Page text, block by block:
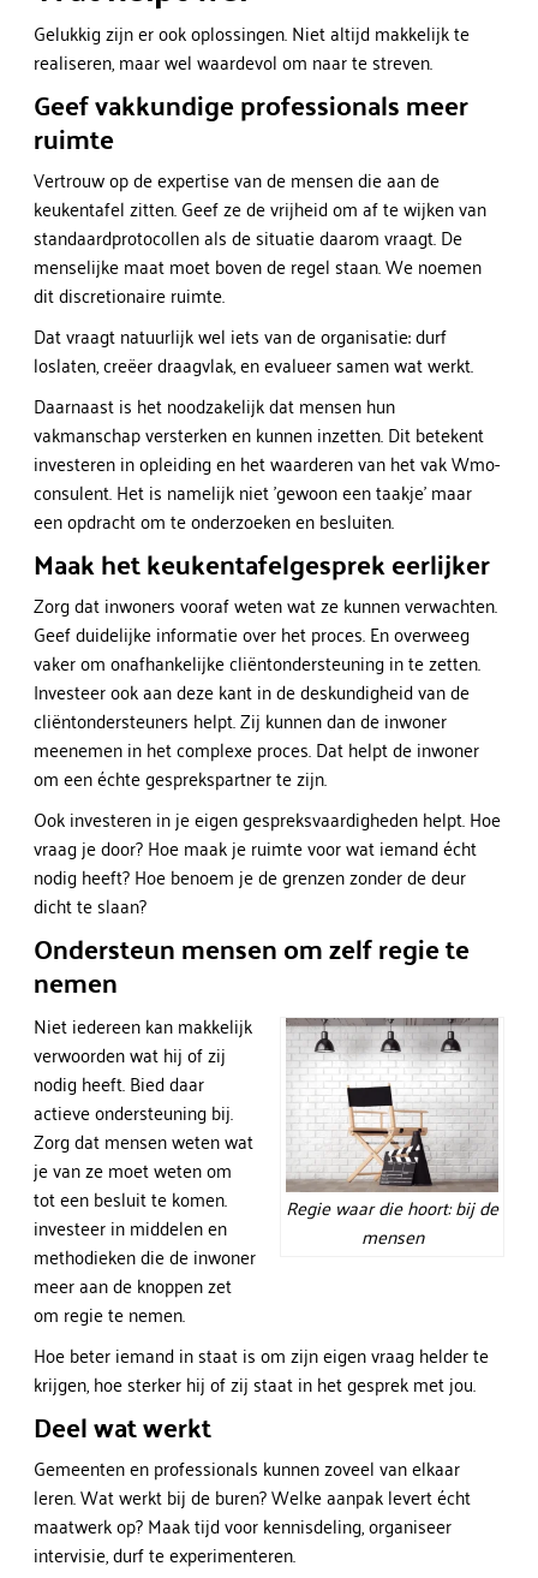
Gelukkig zijn er ook oplossingen. Niet altijd makkelijk te
realiseren, maar wel waardevol om naar te streven.
Geef vakkundige professionals meer
ruimte
Vertrouw op de expertise van de mensen die aan de
keukentafel zitten. Geef ze de vrijheid om af te wijken van
standaardprotocollen als de situatie daarom vraagt. De
menselijke maat moet boven de regel staan. We noemen
dit discretionaire ruimte.
Dat vraagt natuurlijk wel iets van de organisatie: durf
loslaten, creëer draagvlak, en evalueer samen wat werkt.
Daarnaast is het noodzakelijk dat mensen hun
vakmanschap versterken en kunnen inzetten. Dit betekent
investeren in opleiding en het waarderen van het vak Wmo-
consulent. Het is namelijk niet 'gewoon een taakje' maar
een opdracht om te onderzoeken en besluiten.
Maak het keukentafelgesprek eerlijker
Zorg dat inwoners vooraf weten wat ze kunnen verwachten.
Geef duidelijke informatie over het proces. En overweeg
vaker om onafhankelijke cliëntondersteuning in te zetten.
Investeer ook aan deze kant in de deskundigheid van de
cliëntondersteuners helpt. Zij kunnen dan de inwoner
meenemen in het complexe proces. Dat helpt de inwoner
om een échte gesprekspartner te zijn.
Ook investeren in je eigen gespreksvaardigheden helpt. Hoe
vraag je door? Hoe maak je ruimte voor wat iemand écht
nodig heeft? Hoe benoem je de grenzen zonder de deur
dicht te slaan?
Ondersteun mensen om zelf regie te
nemen
Regie waar die hoort: bij de
mensen
Niet iedereen kan makkelijk
verwoorden wat hij of zij
nodig heeft. Bied daar
actieve ondersteuning bij.
Zorg dat mensen weten wat
je van ze moet weten om
tot een besluit te komen.
investeer in middelen en
methodieken die de inwoner
meer aan de knoppen zet
om regie te nemen.
Hoe beter iemand in staat is om zijn eigen vraag helder te
krijgen, hoe sterker hij of zij staat in het gesprek met jou.
Deel wat werkt
Gemeenten en professionals kunnen zoveel van elkaar
leren. Wat werkt bij de buren? Welke aanpak levert écht
maatwerk op? Maak tijd voor kennisdeling, organiseer
intervisie, durf te experimenteren.